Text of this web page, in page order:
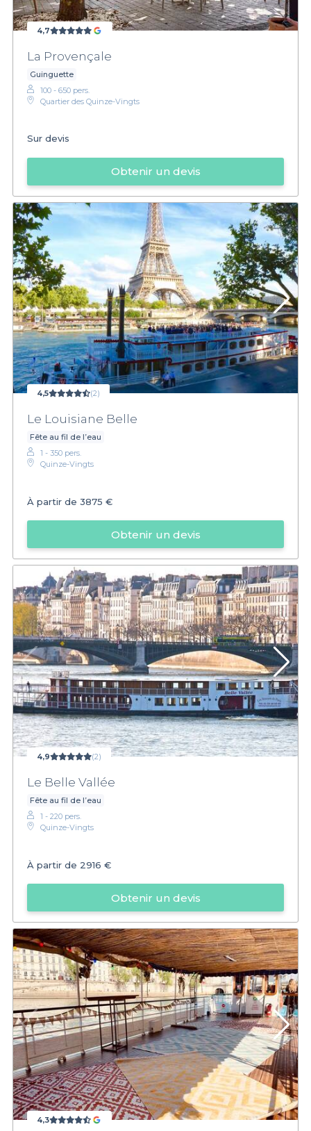
4,7
La Provençale
Guinguette
100 - 650 pers.
Quartier des Quinze-Vingts
Sur devis
Obtenir un devis
4,5 (2)
Le Louisiane Belle
Fête au fil de l’eau
1 - 350 pers.
Quinze-Vingts
À partir de 3875 €
Obtenir un devis
4,9 (2)
Le Belle Vallée
Fête au fil de l’eau
1 - 220 pers.
Quinze-Vingts
À partir de 2916 €
Obtenir un devis
4,3